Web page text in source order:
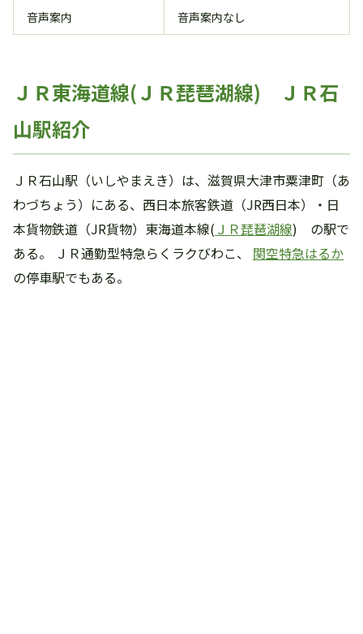
音声案内 音声案内なし
ＪＲ東海道線(ＪＲ琵琶湖線) ＪＲ石
山駅紹介
ＪＲ石山駅（いしやまえき）は、滋賀県大津市粟津町（あ
わづちょう）にある、西日本旅客鉄道（JR西日本）・日
本貨物鉄道（JR貨物）東海道本線( ＪＲ琵琶湖線) の駅で
ある。 ＪＲ通勤型特急らくラクびわこ、 関空特急はるか
の停車駅でもある。